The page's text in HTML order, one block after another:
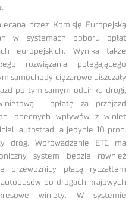
przez Komisję Europejską
w systemach poboru opłat
europejskich. Wynika także
rozwiązania polegającego
samochody ciężarowe uiszczały
po tym samym odcinku drogi,
i opłatę za przejazd
obecnych wpływów z winiet
autostrad, a jedynie 10 proc.
dróg. Wprowadzenie ETC ma
system będzie również
przewoźnicy płacą ryczałtem
po drogach krajowych
winiety. W systemie